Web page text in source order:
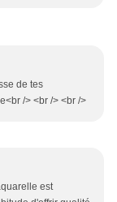
de tes
/> <br /> <br />
est